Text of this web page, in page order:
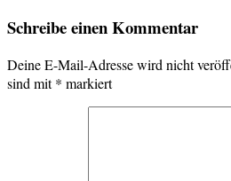
Schreibe einen Kommentar
Deine E-Mail-Adresse wird nicht
sind mit* markiert